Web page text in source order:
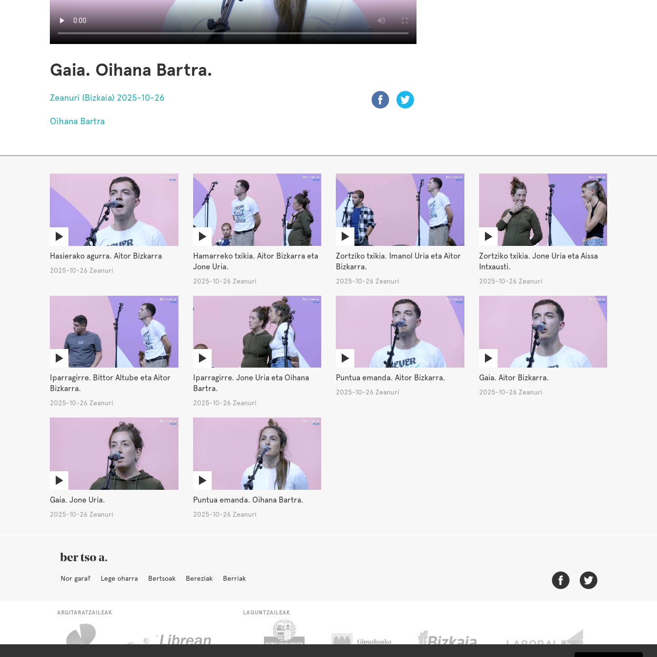
Gaia. Oihana Bartra.
Zeanuri (Bizkaia) 2025-10-26
Oihana Bartra
Hasierako agurra. Aitor Bizkarra
2025-10-26 Zeanuri
Hamarreko txikia. Aitor Bizkarra eta
Jone Uria.
2025-10-26 Zeanuri
Zortziko txikia. Imanol Uria eta Aitor
Bizkarra.
2025-10-26 Zeanuri
Zortziko txikia. Jone Uria eta Aissa
Intxausti.
2025-10-26 Zeanuri
Iparragirre. Bittor Altube eta Aitor
Bizkarra.
2025-10-26 Zeanuri
Iparragirre. Jone Uria eta Oihana
Bartra.
2025-10-26 Zeanuri
Puntua emanda. Aitor Bizkarra.
2025-10-26 Zeanuri
Gaia. Aitor Bizkarra.
2025-10-26 Zeanuri
Gaia. Jone Uria.
2025-10-26 Zeanuri
Puntua emanda. Oihana Bartra.
2025-10-26 Zeanuri
Nor gara? Lege oharra Bertsoak Bereziak Berriak
ARGITARATZAILEAK LAGUNTZAILEAK